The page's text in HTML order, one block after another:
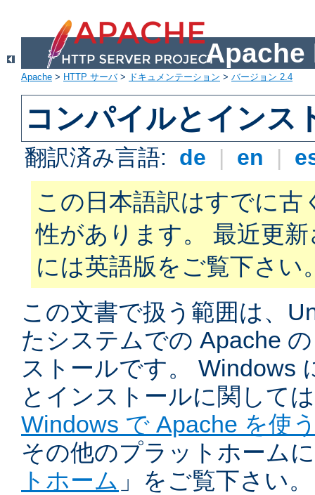
Apache
Apache > HTTP サーバ> ドキュメンテーション > バージョン 2.4
コンパイルとインス
翻訳済み言語: de | en |
この日本語訳はすでに古
性があります。 最近更
には英語版をご覧下さい
この文書で扱う範囲は、
たシステムでの Apache
ストールです。 Windows
とインストールに関して
Windows で Apache を使
その他のプラットホーム
トホーム 」をご覧下さい。